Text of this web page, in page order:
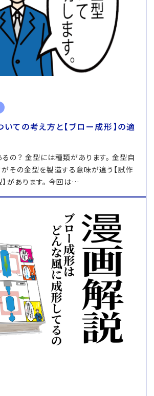
いての考え方と【ブロー成形】の適
の？ 金型には種類があります。 金型自
その金型を製造する意味が違う【試作
】があります。 今回は…